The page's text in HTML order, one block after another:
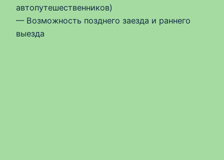
автопутешественников)
— Возможность позднего заезда и раннего
выезда